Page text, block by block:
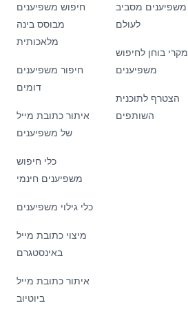
חיפוש משפיענים
מבוסס בינה
מלאכותית
חיפור משפיענים
דומים
איתור כתובת מייל
של משפיענים
כלי חיפוש
משפיענים חינמי
כלי גילוי משפיענים
מיצוי כתובת מייל
באינסטגרם
איתור כתובת מייל
ביוטיוב
משפיענים מסביב
לעולם
מקרי בוחן לחיפוש
משפיענים
הצטרף לתוכנית
השותפים